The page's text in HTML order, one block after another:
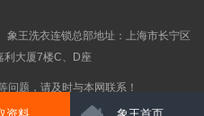
王洗衣连锁总部地址：上海市长宁区
利大厦7楼C、D座
问题，请及时与本网联系！